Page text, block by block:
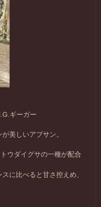
ギーガー
美しいアブサン。
ウダイグサの一種が配合
に比べると甘さ控えめ、